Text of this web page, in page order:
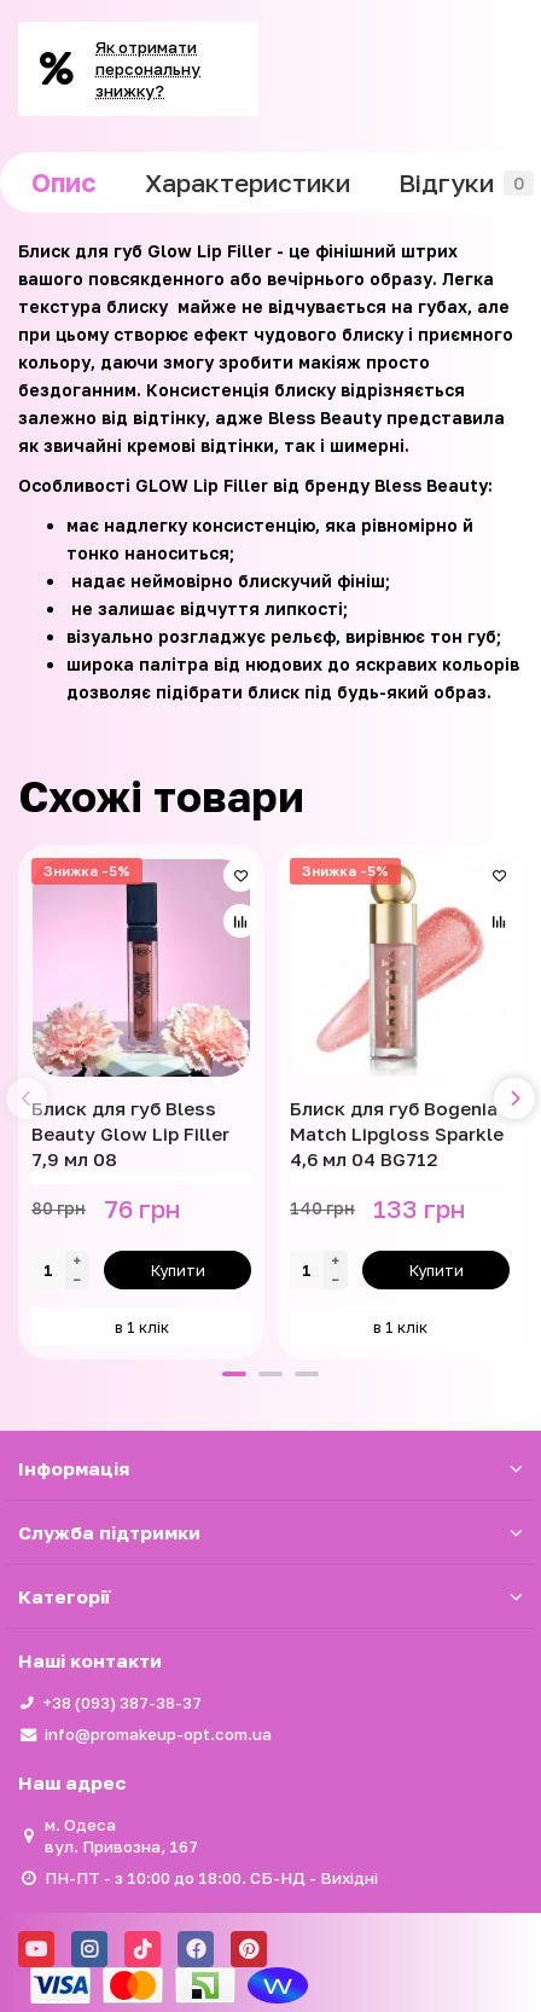
Як отримати
персональну
знижку?
Опис Характеристики Відгуки 0
Блиск для губ Glow Lip Filler - це фінішний штрих
вашого повсякденного або вечірнього образу. Легка
текстура блиску майже не відчувається на губах, але
при цьому створює ефект чудового блиску і приємного
кольору, даючи змогу зробити макіяж просто
бездоганним. Консистенція блиску відрізняється
залежно від відтінку, адже Bless Beauty представила
як звичайні кремові відтінки, так і шимерні.
Особливості GLOW Lip Filler від бренду Bless Beauty:
має надлегку консистенцію, яка рівномірно й
тонко наноситься;
надає неймовірно блискучий фініш;
не залишає відчуття липкості;
візуально розгладжує рельєф, вирівнює тон губ;
широка палітра від нюдових до яскравих кольорів
дозволяє підібрати блиск під будь-який образ.
Схожі товари
Знижка -5%
Блиск для губ Bless
Beauty Glow Lip Filler
7,9 мл 08
80 грн 76 грн
Купити
в 1 клік
Знижка -5%
Блиск для губ Bogenia
Match Lipgloss Sparkle
4,6 мл 04 BG712
140 грн 133 грн
Купити
в 1 клік
Iнформація
Служба підтримки
Категорії
Наші контакти
+38 (093) 387-38-37
info@promakeup-opt.com.ua
Наш адрес
м. Одеса
вул. Привозна, 167
ПН-ПТ - з 10:00 до 18:00. СБ-НД - Вихідні